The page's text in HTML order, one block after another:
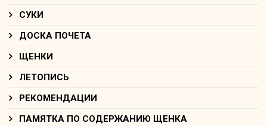
СУКИ
ДОСКА ПОЧЕТА
ЩЕНКИ
ЛЕТОПИСЬ
РЕКОМЕНДАЦИИ
ПАМЯТКА ПО СОДЕРЖАНИЮ ЩЕНКА